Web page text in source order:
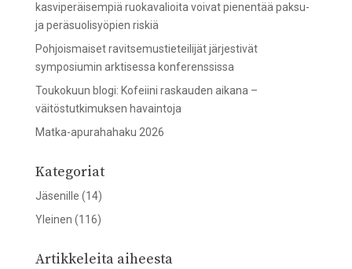
kasviperäisempiä ruokavalioita voivat pienentää paksu-
ja peräsuolisyöpien riskiä
Pohjoismaiset ravitsemustieteilijät järjestivät
symposiumin arktisessa konferenssissa
Toukokuun blogi: Kofeiini raskauden aikana –
väitöstutkimuksen havaintoja
Matka-apurahahaku 2026
Kategoriat
Jäsenille (14)
Yleinen (116)
Artikkeleita aiheesta